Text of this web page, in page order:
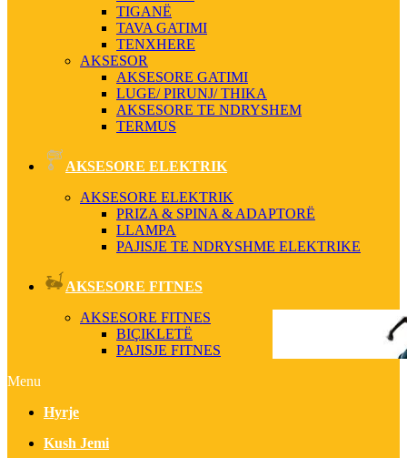
TIGANË
TAVA GATIMI
TENXHERE
AKSESOR
AKSESORE GATIMI
LUGE/ PIRUNJ/ THIKA
AKSESORE TE NDRYSHEM
TERMUS
AKSESORE ELEKTRIK
AKSESORE ELEKTRIK
PRIZA & SPINA & ADAPTORË
LLAMPA
PAJISJE TE NDRYSHME ELEKTRIKE
AKSESORE FITNES
AKSESORE FITNES
BIÇIKLETË
PAJISJE FITNES
Menu
Hyrje
Kush Jemi